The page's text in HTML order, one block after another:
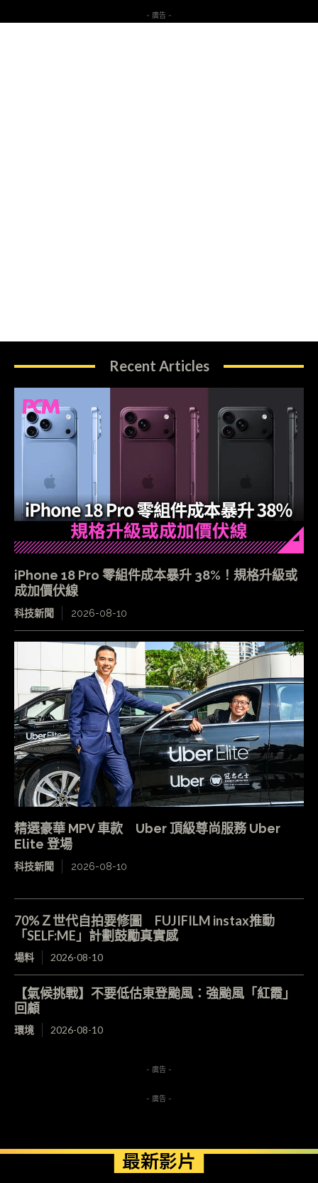
- 廣告 -
Recent Articles
iPhone 18 Pro 零組件成本暴升 38%！規格升級或
成加價伏線
科技新聞 2026-08-10
精選豪華 MPV 車款 Uber 頂級尊尚服務 Uber
Elite 登場
科技新聞 2026-08-10
70%Ｚ世代自拍要修圖 FUJIFILM instax推動
「SELF:ME」計劃鼓勵真實感
場料 2026-08-10
【氣候挑戰】不要低估東登颱風：強颱風「紅霞」
回顧
環境 2026-08-10
- 廣告 -
- 廣告 -
最新影片